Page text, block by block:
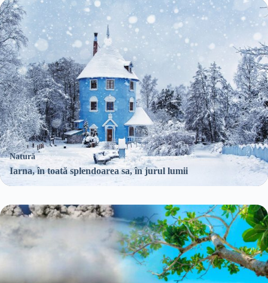
Natură
Iarna, în toată splendoarea sa, în jurul lumii